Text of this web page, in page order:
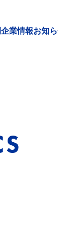
企業情報お知